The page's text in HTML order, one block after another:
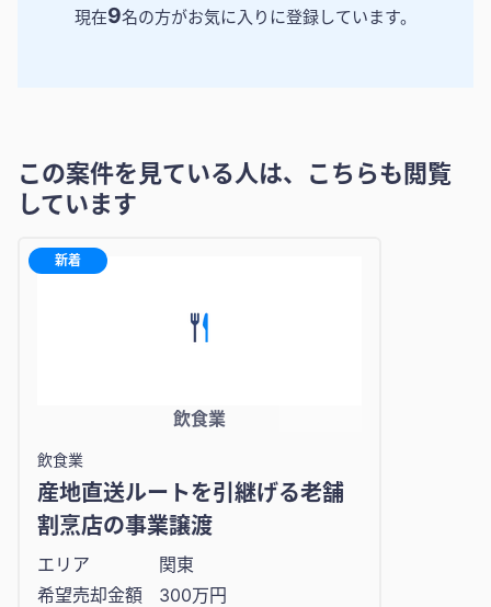
現在9名の方がお気に入りに登録しています。
この案件を見ている人は、こちらも閲覧
しています
新着
飲食業
飲食業
産地直送ルートを引継げる老舗
割烹店の事業譲渡
エリア
関東
希望売却金額
300万円